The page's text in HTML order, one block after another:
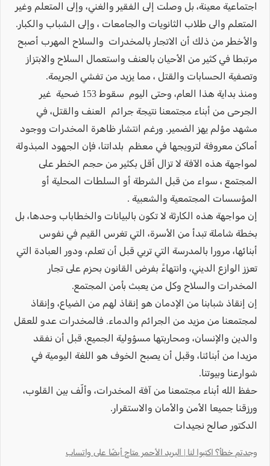
اجتماعية معينة، بل وصلت إلى الفقير والغني، وإلى المتعلم وغير
المتعلم والى طلاب الثانويات والجامعات ، وإلى الشباب والكبار.
والأخطر من ذلك أن الاتجار بالمخدرات والسلاح المهرب أصبح
مرتبطا في كثير من الأحيان بالعنف واستعمال السلاح والابتزاز
وتصفية الحسابات والقتل ، مما يزيد من تفشي الجريمة.
ومنذ بداية هذا العام، وحتى اليوم سقوط 153 ضحية غير
الجرحى من أبناء مجتمعنا نتيجة جرائم العنف والقتل، في
مشهد مؤلم يهز الضمير. ورغم انتشار ظاهرة المخدرات ووجود
أماكن معروفة لترويجها في معظم بلداتنا، فإن الجهود المبذولة
لمواجهة هذه الآفة لا تزال أقل بكثير من حجم الخطر على
المجتمع ، سواء من قبل الشرطة أو السلطات المحلية أو
المؤسسات المجتمعية والشعبية .
إن مواجهة هذه الكارثة لا تكون بالبيانات والخطاباب وحدها، بل
بخطة شاملة تبدأ من الأسرة، التي تغرس القيم في نفوس
أبنائها، مرورا بالمدرسة التي تربي قبل أن تعلم، ودور العبادة التي
تعزز الوازع الديني، وانتهاءً بفرض القانون بحزم على تجار
المخدرات والسلاح وكل من يعبث بأمن المجتمع.
إن إنقاذ شبابنا من الإدمان هو إنقاذ لهم من الضياع، وإنقاذ
لمجتمعنا من مزيد من الجرائم والدماء. فالمخدرات عدو للعقل
والدين والإنسان، ومحاربتها مسؤولية الجميع، قبل أن نفقد
مزيدا من أبنائنا، وقبل أن يصبح الخوف هو اللغة اليومية في
شوارعنا وبيوتنا.
حفظ الله أبناء مجتمعنا من آفة المخدرات، وألّف بين القلوب،
ورزقنا جميعا الأمن والأمان والاستقرار.
الدكتور صالح نجيدات
وجدتم خطأ؟ اكتبوا لنا | البريد الأحمر متاح أيضًا على واتساب